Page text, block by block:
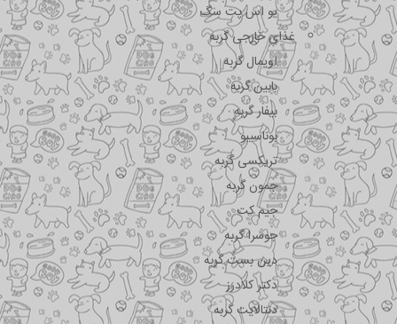
یو اس پت سگ
غذای خارجی گربه
اویمال گربه
بابین گربه
بیفار گربه
بوناسیبو
تریکسی گربه
جمون گربه
جیم کت
جوسرا گربه
دین بست گربه
دکتر کلادرز
دنتالایت گربه